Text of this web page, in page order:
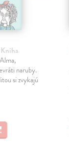
naruby.
si zvykajú